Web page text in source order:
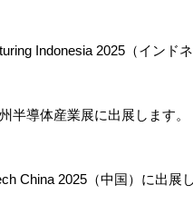
Indonesia 2025（インド
半導体産業展に出展します。
China 2025（中国）に出展し